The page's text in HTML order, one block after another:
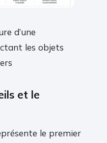
d’une
les objets
et le
le premier